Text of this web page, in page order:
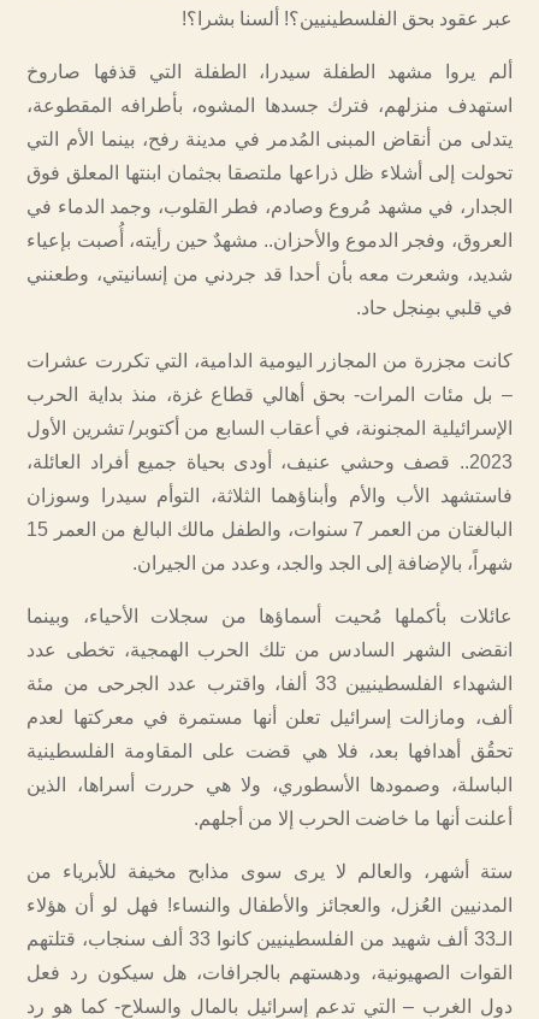
عبر عقود بحق الفلسطينيين؟! ألسنا بشرا؟!
ألم يروا مشهد الطفلة سيدرا، الطفلة التي قذفها صاروخ
استهدف منزلهم، فترك جسدها المشوه، بأطرافه المقطوعة،
يتدلى من أنقاض المبنى المُدمر في مدينة رفح، بينما الأم التي
تحولت إلى أشلاء ظل ذراعها ملتصقا بجثمان ابنتها المعلق فوق
الجدار، في مشهد مُروع وصادم، فطر القلوب، وجمد الدماء في
العروق، وفجر الدموع والأحزان.. مشهدٌ حين رأيته، أُصبت بإعياء
شديد، وشعرت معه بأن أحدا قد جردني من إنسانيتي، وطعنني
في قلبي بمِنجل حاد.
كانت مجزرة من المجازر اليومية الدامية، التي تكررت عشرات
– بل مئات المرات- بحق أهالي قطاع غزة، منذ بداية الحرب
الإسرائيلية المجنونة، في أعقاب السابع من أكتوبر/ تشرين الأول
2023.. قصف وحشي عنيف، أودى بحياة جميع أفراد العائلة،
فاستشهد الأب والأم وأبناؤهما الثلاثة، التوأم سيدرا وسوزان
البالغتان من العمر 7 سنوات، والطفل مالك البالغ من العمر 15
شهراً، بالإضافة إلى الجد والجد، وعدد من الجيران.
عائلات بأكملها مُحيت أسماؤها من سجلات الأحياء، وبينما
انقضى الشهر السادس من تلك الحرب الهمجية، تخطى عدد
الشهداء الفلسطينيين 33 ألفا، واقترب عدد الجرحى من مئة
ألف، ومازالت إسرائيل تعلن أنها مستمرة في معركتها لعدم
تحقُق أهدافها بعد، فلا هي قضت على المقاومة الفلسطينية
الباسلة، وصمودها الأسطوري، ولا هي حررت أسراها، الذين
أعلنت أنها ما خاضت الحرب إلا من أجلهم.
ستة أشهر، والعالم لا يرى سوى مذابح مخيفة للأبرياء من
المدنيين العُزل، والعجائز والأطفال والنساء! فهل لو أن هؤلاء
الـ33 ألف شهيد من الفلسطينيين كانوا 33 ألف سنجاب، قتلتهم
القوات الصهيونية، ودهستهم بالجرافات، هل سيكون رد فعل
دول الغرب – التي تدعم إسرائيل بالمال والسلاح- كما هو رد